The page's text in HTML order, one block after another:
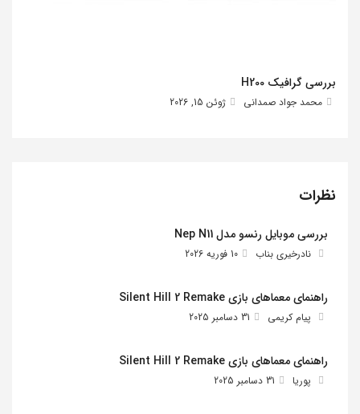
بررسی گرافیک H200
محمد جواد صمدانی ژوئن 15, 2026
نظرات
بررسی موبایل رنسو مدل Nep N11
نادرخیری بناب 10 فوریه 2026
راهنمای معماهای بازی Silent Hill 2 Remake
پیام کریمی 31 دسامبر 2025
راهنمای معماهای بازی Silent Hill 2 Remake
پوریا 31 دسامبر 2025